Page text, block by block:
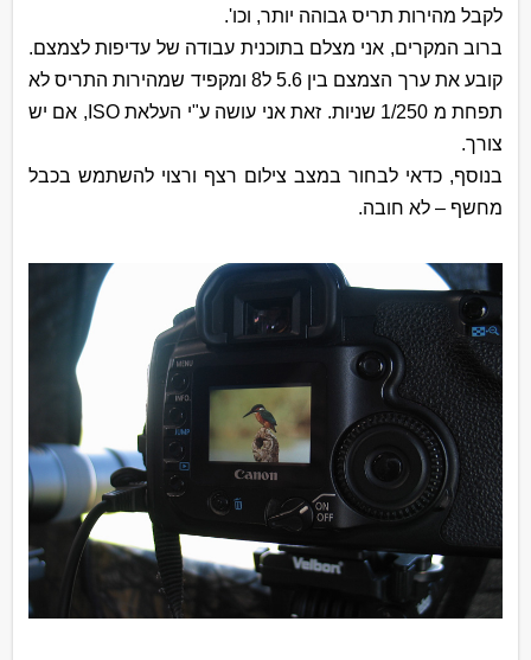
לקבל מהירות תריס גבוהה יותר, וכו'.
ברוב המקרים, אני מצלם בתוכנית עבודה של עדיפות לצמצם.
קובע את ערך הצמצם בין 5.6 ל8 ומקפיד שמהירות התריס לא
תפחת מ 1/250 שניות. זאת אני עושה ע"י העלאת
ISO , אם יש
צורך.
בנוסף, כדאי לבחור במצב צילום רצף ורצוי להשתמש בכבל
מחשף – לא חובה.